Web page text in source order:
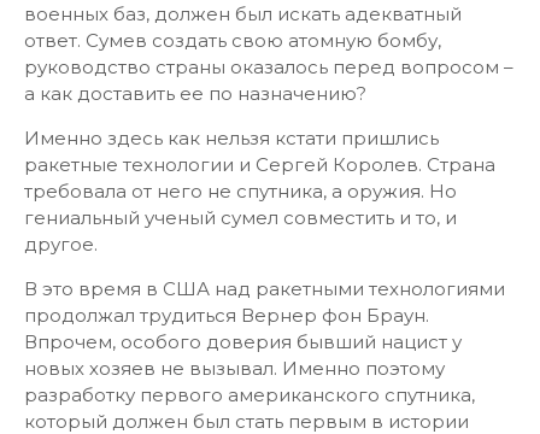
военных баз, должен был искать адекватный
ответ. Сумев создать свою атомную бомбу,
руководство страны оказалось перед вопросом –
а как доставить ее по назначению?
Именно здесь как нельзя кстати пришлись
ракетные технологии и Сергей Королев. Страна
требовала от него не спутника, а оружия. Но
гениальный ученый сумел совместить и то, и
другое.
В это время в США над ракетными технологиями
продолжал трудиться Вернер фон Браун.
Впрочем, особого доверия бывший нацист у
новых хозяев не вызывал. Именно поэтому
разработку первого американского спутника,
который должен был стать первым в истории